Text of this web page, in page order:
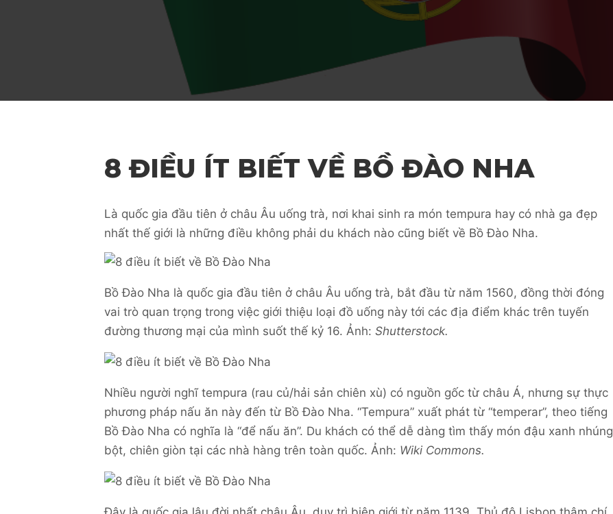
8 ĐIỀU ÍT BIẾT VỀ BỒ ĐÀO NHA
Là quốc gia đầu tiên ở châu Âu uống trà, nơi khai sinh ra món tempura hay có nhà ga đẹp
nhất thế giới là những điều không phải du khách nào cũng biết về Bồ Đào Nha.
Bồ Đào Nha là quốc gia đầu tiên ở châu Âu uống trà, bắt đầu từ năm 1560, đồng thời đóng
vai trò quan trọng trong việc giới thiệu loại đồ uống này tới các địa điểm khác trên tuyến
đường thương mại của mình suốt thế kỷ 16. Ảnh: Shutterstock.
Nhiều người nghĩ tempura (rau củ/hải sản chiên xù) có nguồn gốc từ châu Á, nhưng sự thực
phương pháp nấu ăn này đến từ Bồ Đào Nha. “Tempura” xuất phát từ “temperar”, theo tiếng
Bồ Đào Nha có nghĩa là “để nấu ăn”. Du khách có thể dễ dàng tìm thấy món đậu xanh nhúng
bột, chiên giòn tại các nhà hàng trên toàn quốc. Ảnh: Wiki Commons.